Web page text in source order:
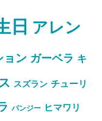
日 アレン
ョン ガーベラ キ
スズラン チューリ
パンジー ヒマワリ